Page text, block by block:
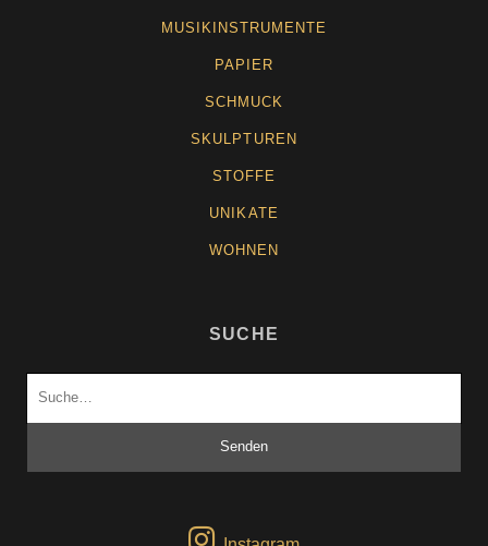
MUSIKINSTRUMENTE
PAPIER
SCHMUCK
SKULPTUREN
STOFFE
UNIKATE
WOHNEN
SUCHE